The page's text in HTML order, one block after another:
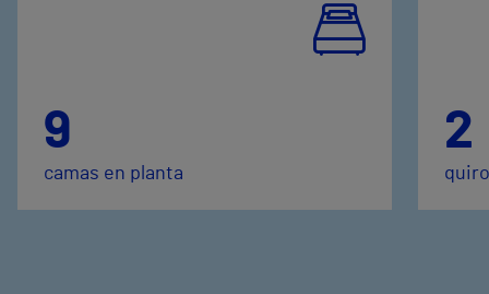
9
camas en planta
2